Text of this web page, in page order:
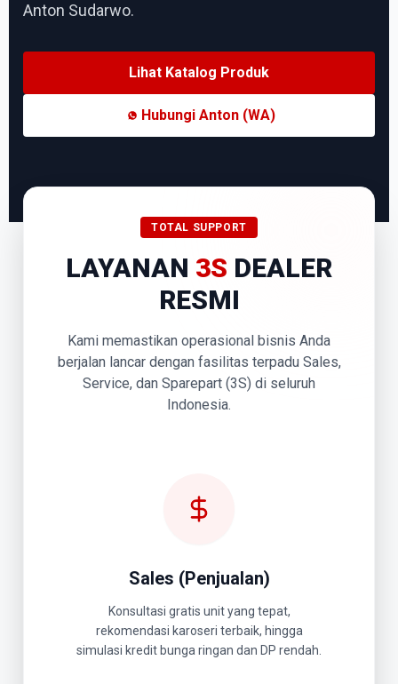
Anton Sudarwo.
Lihat Katalog Produk
Hubungi Anton (WA)
TOTAL SUPPORT
LAYANAN 3S DEALER
RESMI
Kami memastikan operasional bisnis Anda
berjalan lancar dengan fasilitas terpadu Sales,
Service, dan Sparepart (3S) di seluruh
Indonesia.
Sales (Penjualan)
Konsultasi gratis unit yang tepat,
rekomendasi karoseri terbaik, hingga
simulasi kredit bunga ringan dan DP rendah.